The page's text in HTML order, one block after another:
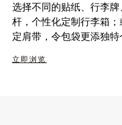
选择不同的贴纸、行李
杆，个性化定制行李箱
定肩带，令包袋更添独特
立即浏览